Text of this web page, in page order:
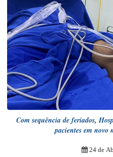
Com sequência de feriados,
pacientes em novo
24 de